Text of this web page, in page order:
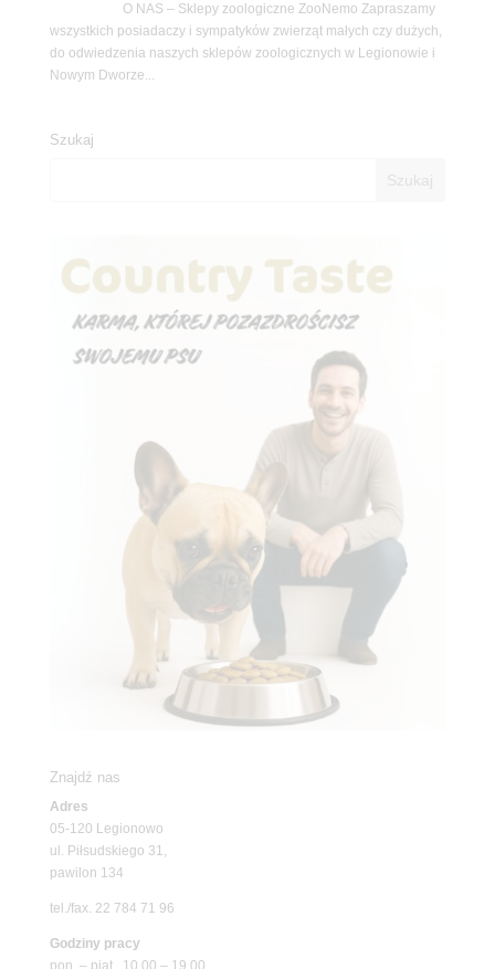
O NAS – Sklepy zoologiczne ZooNemo Zapraszamy
wszystkich posiadaczy i sympatyków zwierząt małych czy dużych,
do odwiedzenia naszych sklepów zoologicznych w Legionowie i
Nowym Dworze...
Szukaj
Znajdź nas
Adres
05-120 Legionowo
ul. Piłsudskiego 31,
pawilon 134
tel./fax. 22 784 71 96
Godziny pracy